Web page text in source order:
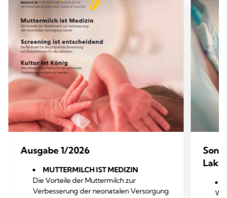
Ausgabe 1/2026
MUTTERMILCH IST MEDIZIN
Die Vorteile der Muttermilch zur
Verbesserung der neonatalen Versorgung